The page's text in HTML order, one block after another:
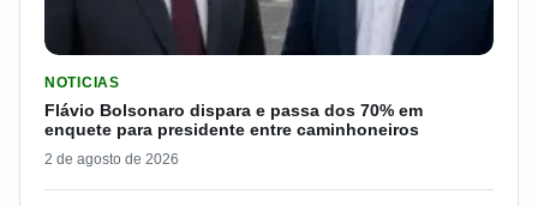
NOTICIAS
Flávio Bolsonaro dispara e passa dos 70% em
enquete para presidente entre caminhoneiros
2 de agosto de 2026